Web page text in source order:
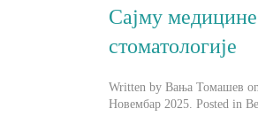
Сајму
стоматологије
Written by Вања Томашев
Новембар 2025 . Posted in